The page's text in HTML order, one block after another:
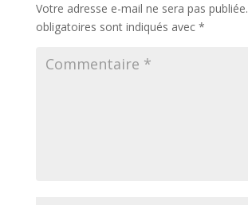
Votre adresse e-mail ne sera pas publiée.
obligatoires sont indiqués avec *